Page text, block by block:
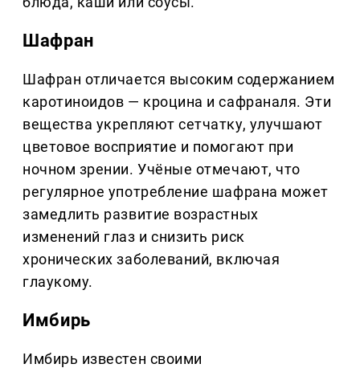
Шафран
Шафран отличается высоким содержанием
каротиноидов — кроцина и сафраналя. Эти
вещества укрепляют сетчатку, улучшают
цветовое восприятие и помогают при
ночном зрении. Учёные отмечают, что
регулярное употребление шафрана может
замедлить развитие возрастных
изменений глаз и снизить риск
хронических заболеваний, включая
глаукому.
Имбирь
Имбирь известен своими